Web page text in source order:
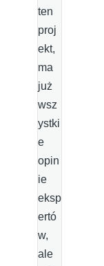
ten
proj
ekt,
ma
już
wsz
ystki
e
opin
ie
eksp
ertó
w,
ale